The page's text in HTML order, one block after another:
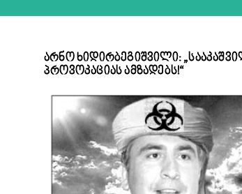
არნო ხიდირბეგიშვილი:
პროვოკაციას ამზადებს!“